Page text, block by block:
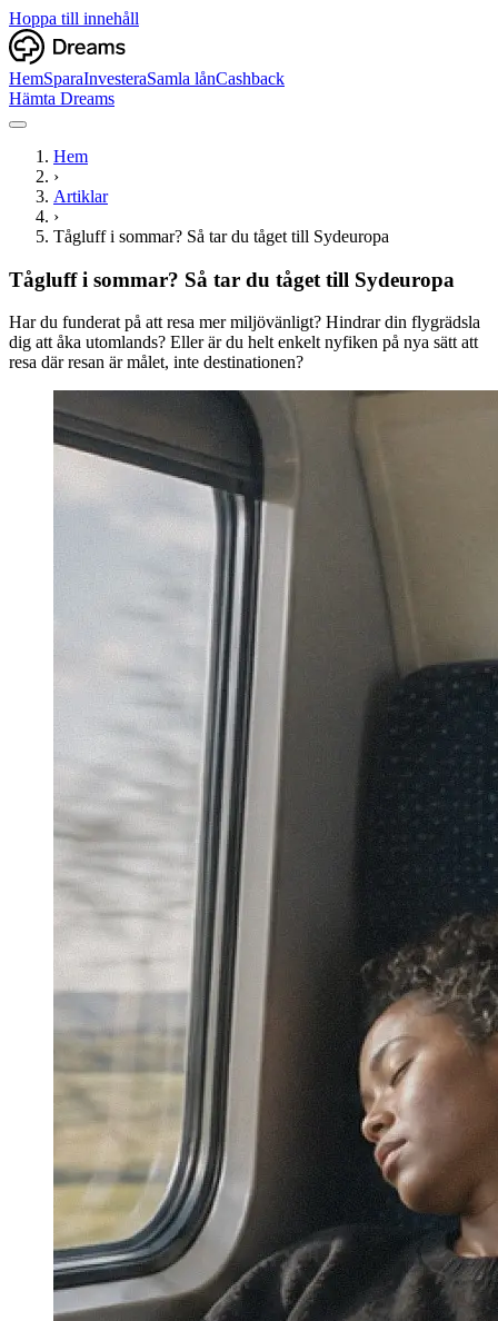
Hoppa till innehåll
HemSparaInvesteraSamla lånCashback
Hämta Dreams
Hem
›
Artiklar
›
Tågluff i sommar? Så tar du tåget till Sydeuropa
Tågluff i sommar? Så tar du tåget till Sydeuropa
Har du funderat på att resa mer miljövänligt? Hindrar din flygrädsla
dig att åka utomlands? Eller är du helt enkelt nyfiken på nya sätt att
resa där resan är målet, inte destinationen?